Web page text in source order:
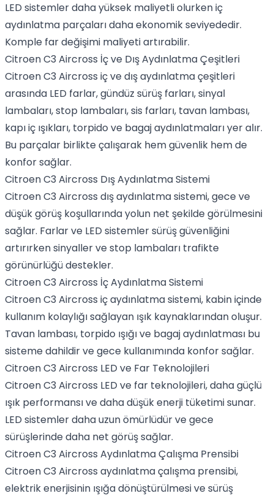
LED sistemler daha yüksek maliyetli olurken iç
aydınlatma parçaları daha ekonomik seviyededir.
Komple far değişimi maliyeti artırabilir.
Citroen C3 Aircross İç ve Dış Aydınlatma Çeşitleri
Citroen C3 Aircross iç ve dış aydınlatma çeşitleri
arasında LED farlar, gündüz sürüş farları, sinyal
lambaları, stop lambaları, sis farları, tavan lambası,
kapı iç ışıkları, torpido ve bagaj aydınlatmaları yer alır.
Bu parçalar birlikte çalışarak hem güvenlik hem de
konfor sağlar.
Citroen C3 Aircross Dış Aydınlatma Sistemi
Citroen C3 Aircross dış aydınlatma sistemi, gece ve
düşük görüş koşullarında yolun net şekilde görülmesini
sağlar. Farlar ve LED sistemler sürüş güvenliğini
artırırken sinyaller ve stop lambaları trafikte
görünürlüğü destekler.
Citroen C3 Aircross İç Aydınlatma Sistemi
Citroen C3 Aircross iç aydınlatma sistemi, kabin içinde
kullanım kolaylığı sağlayan ışık kaynaklarından oluşur.
Tavan lambası, torpido ışığı ve bagaj aydınlatması bu
sisteme dahildir ve gece kullanımında konfor sağlar.
Citroen C3 Aircross LED ve Far Teknolojileri
Citroen C3 Aircross LED ve far teknolojileri, daha güçlü
ışık performansı ve daha düşük enerji tüketimi sunar.
LED sistemler daha uzun ömürlüdür ve gece
sürüşlerinde daha net görüş sağlar.
Citroen C3 Aircross Aydınlatma Çalışma Prensibi
Citroen C3 Aircross aydınlatma çalışma prensibi,
elektrik enerjisinin ışığa dönüştürülmesi ve sürüş